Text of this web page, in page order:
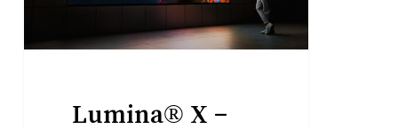
im
Lumina® X –